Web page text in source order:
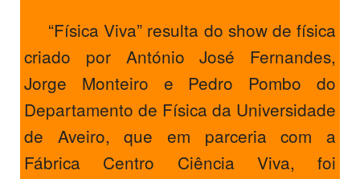
“Física Viva” resulta do show de física
criado por António José Fernandes,
Jorge Monteiro e Pedro Pombo do
Departamento de Física da Universidade
de Aveiro, que em parceria com a
Fábrica Centro Ciência Viva, foi